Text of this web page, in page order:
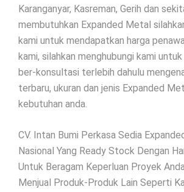
Karanganyar, Kasreman, Gerih dan
membutuhkan Expanded Metal
kami untuk mendapatkan harga
kami, silahkan menghubungi kami
ber-konsultasi terlebih dahulu
terbaru, ukuran dan jenis Expanded
kebutuhan anda.
CV. Intan Bumi Perkasa Sedia
Nasional Yang Ready Stock Dengan
Untuk Beragam Keperluan Proyek
Menjual Produk-Produk Lain Seperti